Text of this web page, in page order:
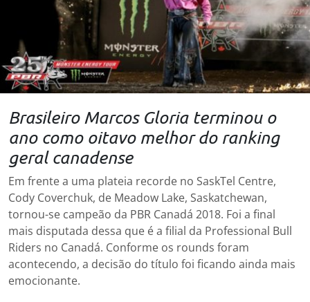
Brasileiro Marcos Gloria terminou o
ano como oitavo melhor do ranking
geral canadense
Em frente a uma plateia recorde no SaskTel Centre,
Cody Coverchuk, de Meadow Lake, Saskatchewan,
tornou-se campeão da PBR Canadá 2018. Foi a final
mais disputada dessa que é a filial da Professional Bull
Riders no Canadá. Conforme os rounds foram
acontecendo, a decisão do título foi ficando ainda mais
emocionante.